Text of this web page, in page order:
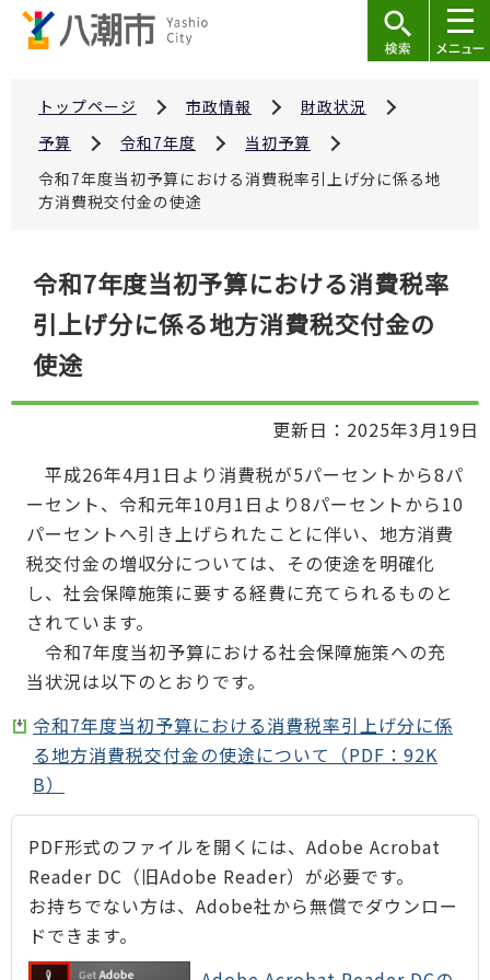
トップページ 市政情報
財政状況
予算
令和7年度
当初予算
令和7年度当初予算における消費税率引上げ分に係る地
方消費税交付金の使途
ら
令和7年度当初予算における消費税率
引上げ分に係る地方消費税交付金の
使途
更新日：2025年3月19日
平成26年4月1日より消費税が5パーセントから8パ
ーセント、令和元年10月1日より8パーセントから10
パーセントへ引き上げられたことに伴い、地方消費
税交付金の増収分については、その使途を明確化
し、社会保障施策に要する経費に充てられるものと
されています。
令和7年度当初予算における社会保障施策への充
当状況は以下のとおりです。
令和7年度当初予算における消費税率引上げ分に係
る地方消費税交付金の使途について（PDF：92K
B）
PDF形式のファイルを開くには、Adobe Acrobat
Reader DC（旧Adobe Reader）が必要です。
お持ちでない方は、Adobe社から無償でダウンロー
ドできます。